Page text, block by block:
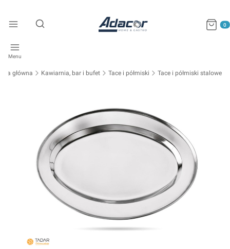
Otwórz wyszukiwarkę
Menu
główna Kawiarnia, bar i bufet Tace i półmiski Tace i półmiski stalowe